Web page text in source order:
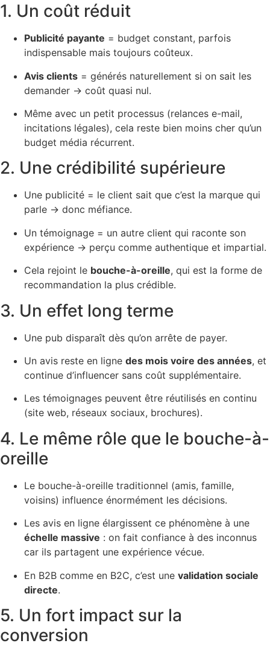
1. Un coût réduit
Publicité payante = budget constant, parfois
indispensable mais toujours coûteux.
Avis clients = générés naturellement si on sait les
demander → coût quasi nul.
Même avec un petit processus (relances e-mail,
incitations légales), cela reste bien moins cher qu’un
budget média récurrent.
2. Une crédibilité supérieure
Une publicité = le client sait que c’est la marque qui
parle → donc méfiance.
Un témoignage = un autre client qui raconte son
expérience → perçu comme authentique et impartial.
Cela rejoint le bouche-à-oreille, qui est la forme de
recommandation la plus crédible.
3. Un effet long terme
Une pub disparaît dès qu’on arrête de payer.
Un avis reste en ligne des mois voire des années, et
continue d’influencer sans coût supplémentaire.
Les témoignages peuvent être réutilisés en continu
(site web, réseaux sociaux, brochures).
4. Le même rôle que le bouche-à-
oreille
Le bouche-à-oreille traditionnel (amis, famille,
voisins) influence énormément les décisions.
Les avis en ligne élargissent ce phénomène à une
échelle massive : on fait confiance à des inconnus
car ils partagent une expérience vécue.
En B2B comme en B2C, c’est une validation sociale
directe.
5. Un fort impact sur la
conversion